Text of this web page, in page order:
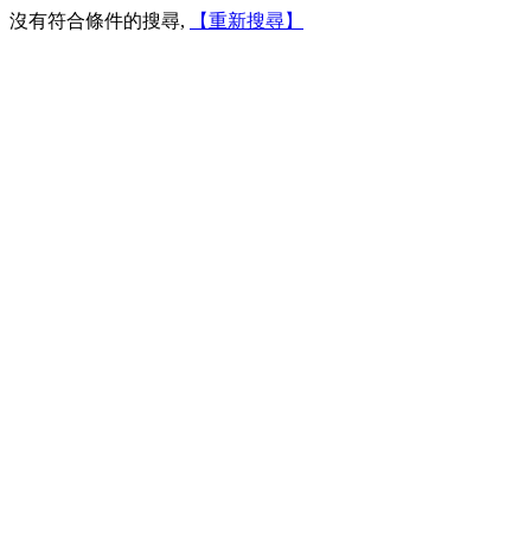
沒有符合條件的搜尋, 【重新搜尋】